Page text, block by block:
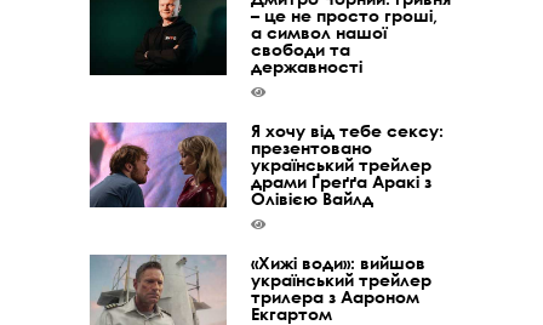
– це не просто гроші,
а символ нашої
свободи та
державності
Я хочу від тебе сексу:
презентовано
український трейлер
драми Ґреґґа Аракі з
Олівією Вайлд
«Хижі води»: вийшов
український трейлер
трилера з Аароном
Екгартом